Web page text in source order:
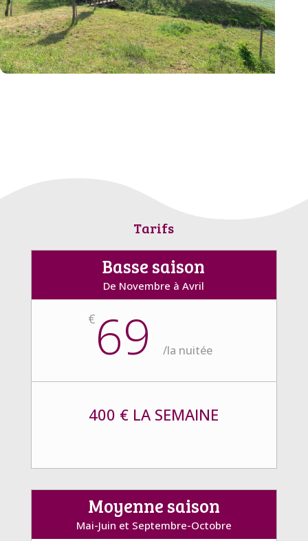
Tarifs
Basse saison
De Novembre à Avril
€ 69 /la nuitée
400 € LA SEMAINE
Moyenne saison
Mai-Juin et Septembre-Octobre